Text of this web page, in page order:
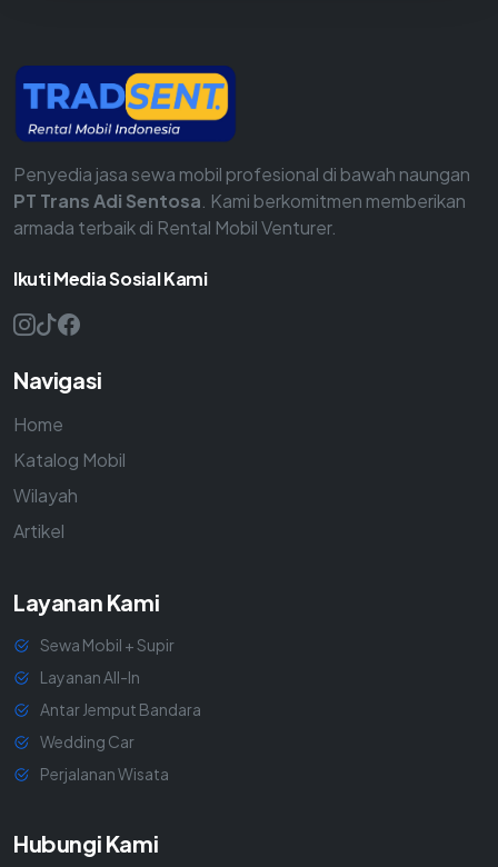
Penyedia jasa sewa mobil profesional di bawah naungan
PT Trans Adi Sentosa. Kami berkomitmen memberikan
armada terbaik di Rental Mobil Venturer.
Ikuti Media Sosial Kami
Navigasi
Home
Katalog Mobil
Wilayah
Artikel
Layanan Kami
Sewa Mobil + Supir
Layanan All-In
Antar Jemput Bandara
Wedding Car
Perjalanan Wisata
Hubungi Kami